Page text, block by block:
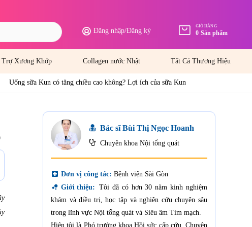
Đăng nhập/Đăng ký
GIỎ HÀNG
0 Sản phẩm
Trợ Xương Khớp Collagen nước Nhật Tất Cả Thương Hiệu
Uống sữa Kun có tăng chiều cao không? Lợi ích của sữa Kun
Bác sĩ Bùi Thị Ngọc Hoanh
Chuyên khoa Nội tổng quát
local_hospital Đơn vị công tác: Bệnh viện Sài Gòn
bubble_chart Giới thiệu: Tôi đã có hơn 30 năm kinh nghiệm
khám và điều trị, học tập và nghiên cứu chuyên sâu
trong lĩnh vực Nội tổng quát và Siêu âm Tim mạch.
Hiện tôi là Phó trưởng khoa Hồi sức cấp cứu, Chuyên